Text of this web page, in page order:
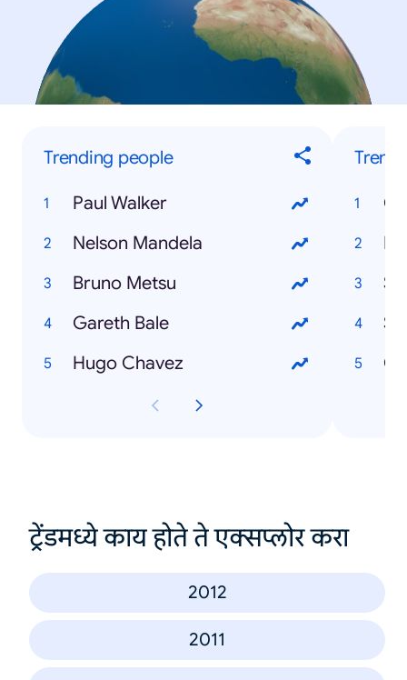
Trending people
Paul Walker
Nelson Mandela
Bruno Metsu
Gareth Bale
Hugo Chavez
ट्रेंडमध्ये काय होते ते एक्सप्लोर करा
2012
2011